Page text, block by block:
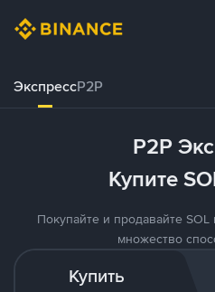
ЭкспрессP2P
P2P
Купите
Покупайте и продавайте SOL
множество
Купить